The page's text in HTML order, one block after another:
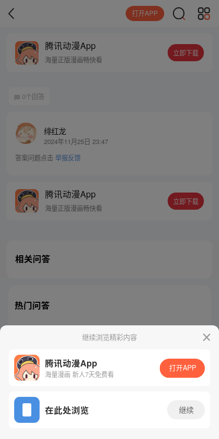
打开APP
腾讯动漫App
海量正版漫画畅快看
立即下载
0个回答
绯红龙
2024年11月25日 23:47
答案问题点击 举报反馈
腾讯动漫App
海量正版漫画畅快看
立即下载
相关问答
热门问答
继续浏览精彩内容
腾讯动漫App
海量漫画 新人7天免费看
打开APP
在此处浏览 继续
腾讯漫画 起点读书 QQ阅读
网站备案/许可证号：粤B2-20090059-5